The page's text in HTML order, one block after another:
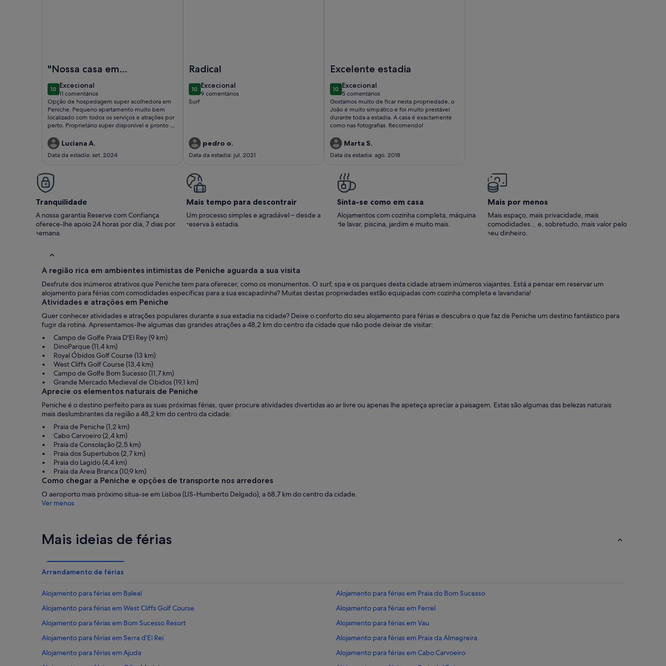
"Nossa casa em
Peniche"
1010 de 10
Excecional
excecional
11 comentários
(11
comentários)
Opção de hospedagem super acolhedora em
Peniche. Pequeno apartamento muito bem
localizado com todos os serviços e atrações por
perto. Proprietário super disponível e pronto a
certeza.Luciana A.
Data da estadia: set. 2024
Radical
1010 de 10
Excecional
excecional
9 comentários
(9
Surf
pedro o.
Data da estadia: jul. 2021
Excelente estadia
1010 de 10
Excecional
excecional
5 comentários
(5
comentários)
Gostamos muito de ficar nesta propriedade, o
João é muito simpático e foi muito prestável
durante toda a estadia. A casa é exactamente
como nas fotografias. Recomendo!
Marta S.
Data da estadia: ago. 2018
Tranquilidade
A nossa garantia Reserve com Confiança
oferece-lhe apoio 24 horas por dia, 7 dias por
semana.
Mais tempo para descontrair
Um processo simples e agradável – desde a
reserva à estadia.
Sinta-se como em casa
Alojamentos com cozinha completa, máquina
de lavar, piscina, jardim e muito mais.
Mais por menos
Mais espaço, mais privacidade, mais
comodidades... e, sobretudo, mais valor pelo
seu dinheiro.
A região rica em ambientes intimistas de Peniche aguarda a sua visita
Desfrute dos inúmeros atrativos que Peniche tem para oferecer, como os monumentos. O surf, spa e os parques desta cidade atraem inúmeros viajantes. Está a pensar em reservar um
alojamento para férias com comodidades específicas para a sua escapadinha? Muitas destas propriedades estão equipadas com cozinha completa e lavandaria!
Atividades e atrações em Peniche
Quer conhecer atividades e atrações populares durante a sua estadia na cidade? Deixe o conforto do seu alojamento para férias e descubra o que faz de Peniche um destino fantástico para
fugir da rotina. Apresentamos-lhe algumas das grandes atrações a 48,2 km do centro da cidade que não pode deixar de visitar:
Campo de Golfe Praia D'El Rey (9 km)
DinoParque (11,4 km)
Royal Óbidos Golf Course (13 km)
West Cliffs Golf Course (13,4 km)
Campo de Golfe Bom Sucesso (11,7 km)
Grande Mercado Medieval de Obidos (19,1 km)
Aprecie os elementos naturais de Peniche
Peniche é o destino perfeito para as suas próximas férias, quer procure atividades divertidas ao ar livre ou apenas lhe apeteça apreciar a paisagem. Estas são algumas das belezas naturais
mais deslumbrantes da região a 48,2 km do centro da cidade:
Praia de Peniche (1,2 km)
Cabo Carvoeiro (2,4 km)
Praia da Consolação (2,5 km)
Praia dos Supertubos (2,7 km)
Praia do Lagido (4,4 km)
Praia da Areia Branca (10,9 km)
Como chegar a Peniche e opções de transporte nos arredores
O aeroporto mais próximo situa-se em Lisboa (LIS-Humberto Delgado), a 68,7 km do centro da cidade.
Ver menos
Mais ideias de férias
Arrendamento de férias
Alojamento para férias em Baleal
Alojamento para férias em Praia do Bom Sucesso
Alojamento para férias em West Cliffs Golf Course
Alojamento para férias em Ferrel
Alojamento para férias em Bom Sucesso Resort
Alojamento para férias em Vau
Alojamento para férias em Serra d'El Rei
Alojamento para férias em Praia da Almagreira
Alojamento para férias em Ajuda
Alojamento para férias em Cabo Carvoeiro